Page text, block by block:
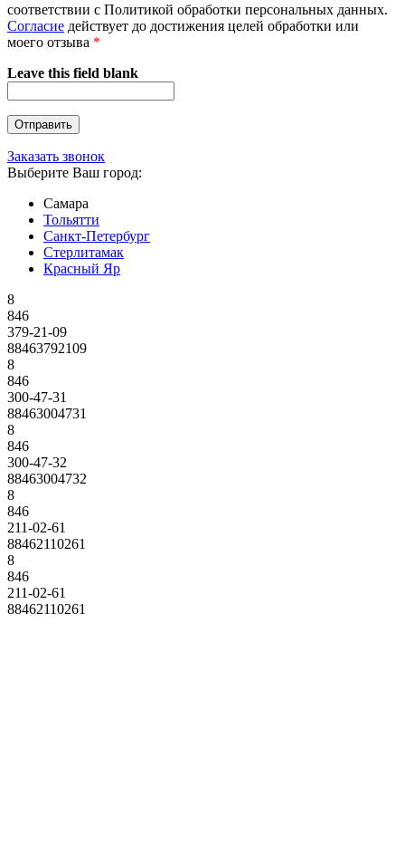
соответствии с Политикой обработки персональных данных.
Согласие действует до достижения целей обработки или
моего отзыва *
Leave this field blank
Заказать звонок
Выберите Ваш город:
Самара
Тольятти
Санкт-Петербург
Стерлитамак
Красный Яр
8
846
379-21-09
88463792109
8
846
300-47-31
88463004731
8
846
300-47-32
88463004732
8
846
211-02-61
88462110261
8
846
211-02-61
88462110261